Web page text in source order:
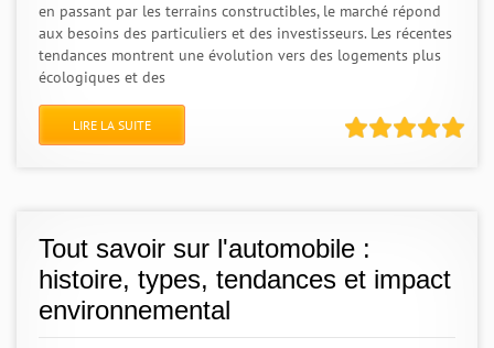
en passant par les terrains constructibles, le marché répond
aux besoins des particuliers et des investisseurs. Les récentes
tendances montrent une évolution vers des logements plus
écologiques et des
LIRE LA SUITE
Tout savoir sur l'automobile :
histoire, types, tendances et impact
environnemental